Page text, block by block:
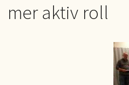
mer aktiv roll